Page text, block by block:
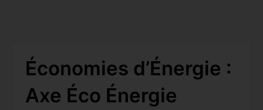
Économies d’Énergie :
Axe Éco Énergie